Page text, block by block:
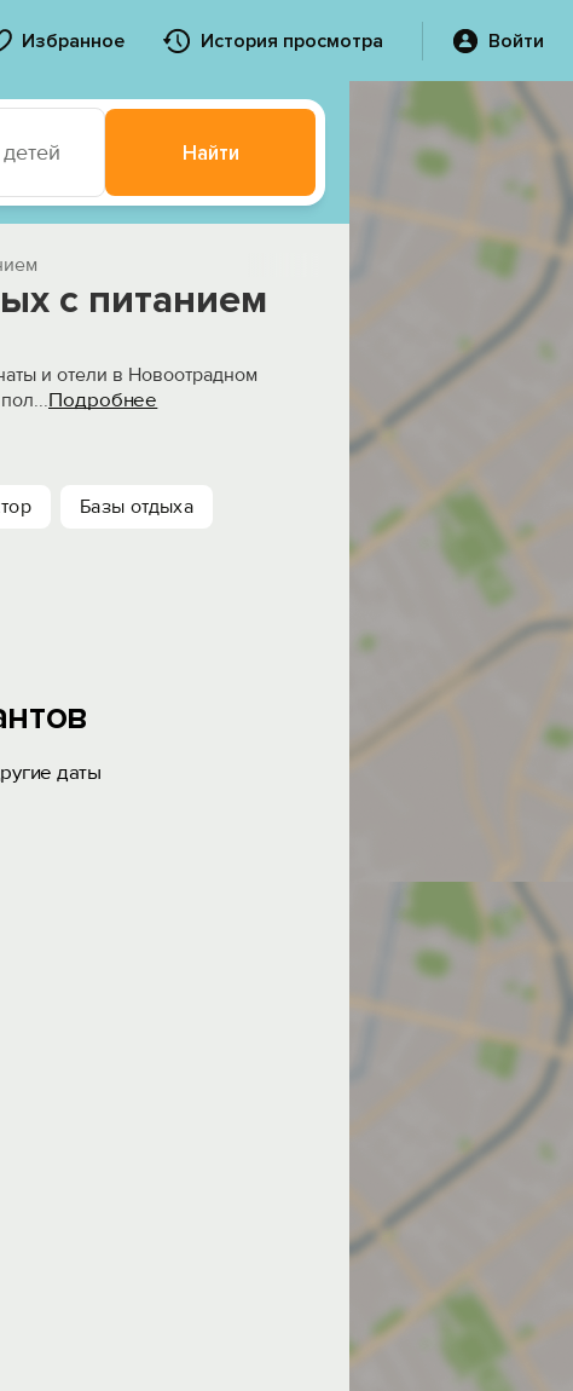
Избранное История просмотра Войти
Найти
с питанием
и отели в Новоотрадном
...Подробнее
Базы отдыха
даты